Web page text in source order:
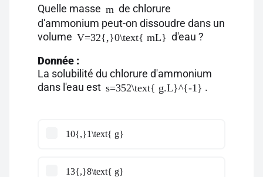
Quelle masse m de chlorure
d'ammonium peut-on dissoudre dans un
volume V=32{,}0\text{ mL} d'eau ?
Donnée :
La solubilité du chlorure d'ammonium
dans l'eau est s=352\text{ g.L}^{-1} .
10{,}1\text{ g}
13{,}8\text{ g}